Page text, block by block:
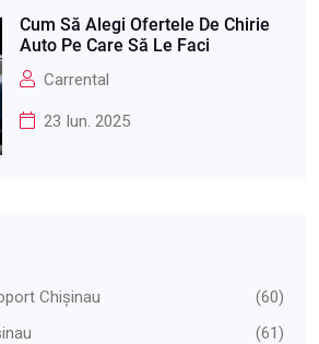
Cum Să Alegi Ofertele De Chirie
Auto Pe Care Să Le Faci
Carrental
23 Iun. 2025
Chişinau
(60)
(61)